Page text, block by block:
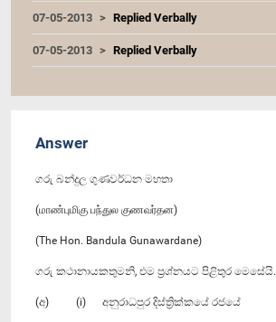
07-05-2013 Replied Verbally
07-05-2013 Replied Verbally
Answer
ගරු බන්දුල ගුණවර්ධන මහතා
(மாண்புமிகு பந்துல குணவர்தன)
(The Hon. Bandula Gunawardane)
ගරු කථානායකතුමනි, එම ප්‍රශ්නයට පිළිතුර මෙසේයි.
(අ) (i) අනුරාධපුර දිස්ත්‍රික්කයේ රජයේ